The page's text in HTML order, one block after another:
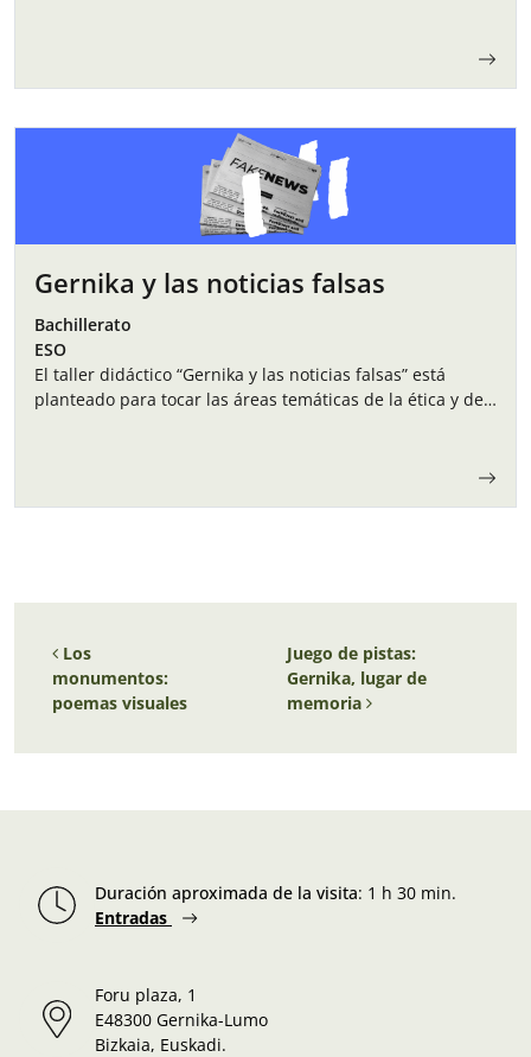
Gernika y las noticias falsas
Bachillerato
ESO
El taller didáctico “Gernika y las noticias falsas” está
planteado para tocar las áreas temáticas de la ética y de
Navegación de entradas
Los
monumentos:
poemas visuales
Juego de pistas:
Gernika, lugar de
memoria
Duración aproximada de la visita: 1 h 30 min.
Entradas
Foru plaza, 1
E48300 Gernika-Lumo
Bizkaia, Euskadi.